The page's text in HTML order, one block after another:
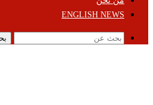
ENGLISH NEWS